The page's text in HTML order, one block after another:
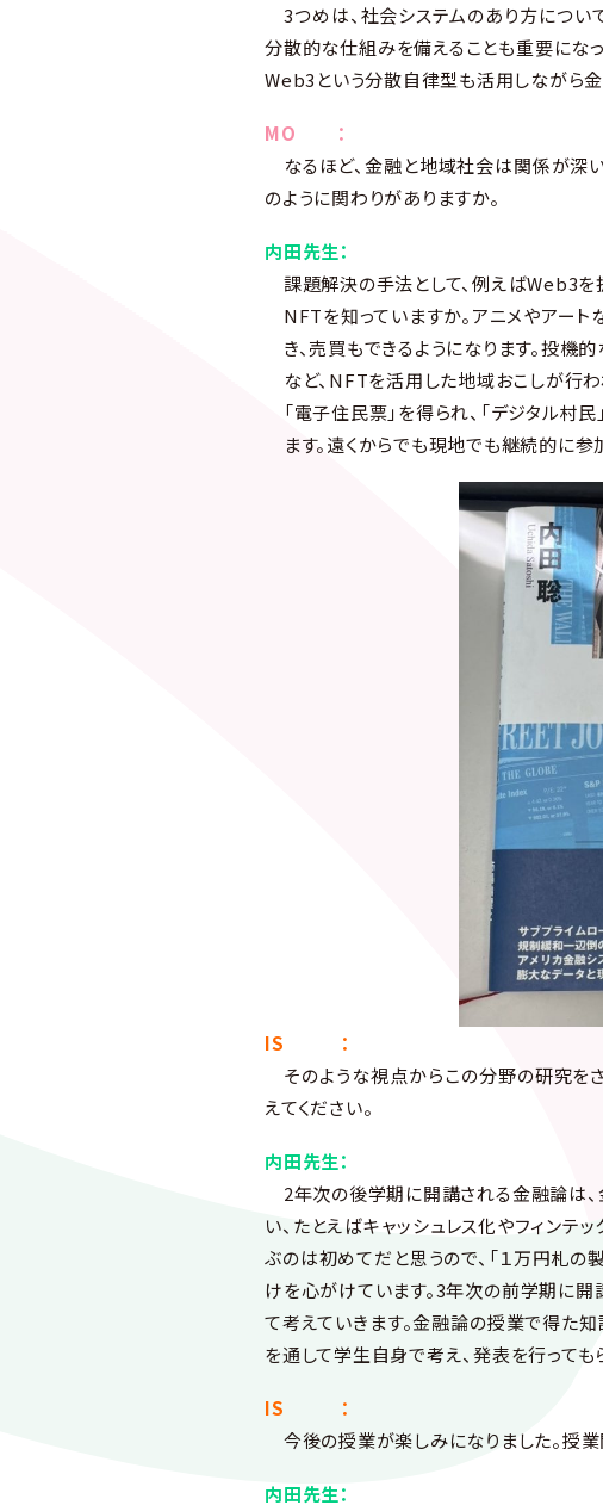
3つめは、社会システムのあり方につい
分散的な仕組みを備えることも重要にな
Web3という分散自律型も活用しながら金
MO ：
なるほど、金融と地域社会は関係が深
のように関わりがありますか。
内田先生：
課題解決の手法として、例えばWeb3を
NFTを知っていますか。アニメやアー
き、売買もできるようになります。投機
など、NFTを活用した地域おこしが行
「電子住民票」を得られ、「デジタル村
ます。遠くからでも現地でも継続的に参
IS ：
そのような視点からこの分野の研究を
えてください。
内田先生：
2年次の後学期に開講される金融論は、
い、たとえばキャッシュレス化やフィン
ぶのは初めてだと思うので、「１万円札
けを心がけています。3年次の前学期に
て考えていきます。金融論の授業で得た
を通して学生自身で考え、発表を行っても
IS ：
今後の授業が楽しみになりました。授
内田先生：